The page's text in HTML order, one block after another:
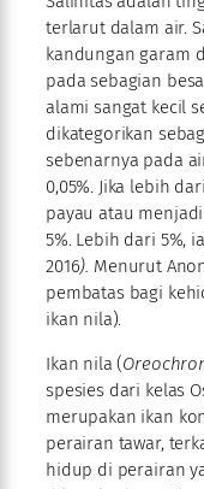
terlarut dalam air.
kandungan garam
pada sebagian
alami sangat kecil
dikategorikan
sebenarnya pada
0,05%. Jika lebih
payau atau
5%. Lebih dari 5%,
2016). Menurut
pembatas bagi
ikan nila).
Ikan nila (
spesies dari kelas
merupakan ikan
perairan tawar,
hidup di perairan